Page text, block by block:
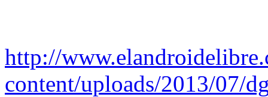
http://
content/uploads/2013/07/